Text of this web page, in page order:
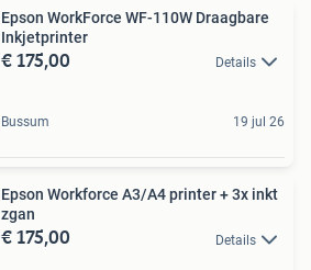
Epson WorkForce WF-110W Draagbare
Inkjetprinter
€ 175,00 Details
Bussum 19 jul 26
Epson Workforce A3/A4 printer + 3x inkt
zgan
€ 175,00 Details